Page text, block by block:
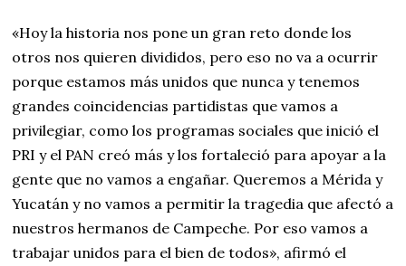
«Hoy la historia nos pone un gran reto donde los
otros nos quieren divididos, pero eso no va a ocurrir
porque estamos más unidos que nunca y tenemos
grandes coincidencias partidistas que vamos a
privilegiar, como los programas sociales que inició el
PRI y el PAN creó más y los fortaleció para apoyar a la
gente que no vamos a engañar. Queremos a Mérida y
Yucatán y no vamos a permitir la tragedia que afectó a
nuestros hermanos de Campeche. Por eso vamos a
trabajar unidos para el bien de todos», afirmó el